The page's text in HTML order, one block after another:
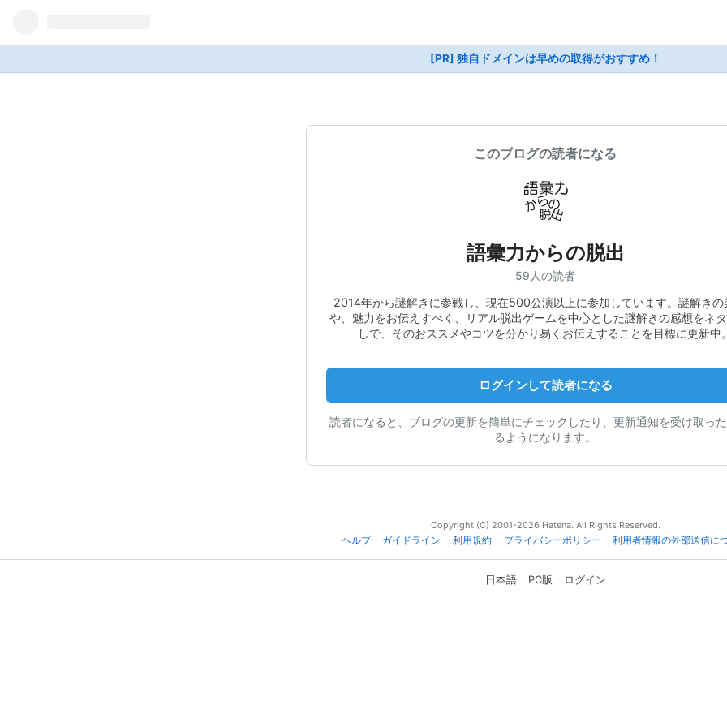
[PR] 独自ドメインは早めの取得がおすすめ！
このブログの読者になる
語彙力からの脱出
59人の読者
2014年から謎解きに参戦し、現在500公演以上に参加しています。謎解きの
や、魅力をお伝えすべく、リアル脱出ゲームを中心とした謎解きの感想をネ
しで、そのおススメやコツを分かり易くお伝えすることを目標に更新中。
ログインして読者になる
読者になると、ブログの更新を簡単にチェックしたり、更新通知を受け取っ
るようになります。
Copyright (C) 2001-2026 Hatena. All Rights Reserved.
ヘルプ
ガイドライン 利用規約 プライバシーポリシー 利用者情報の外部送信に
日本語 PC版 ログイン